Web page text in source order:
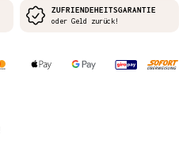
ZUFRIENDEHEITSGARANTIE
oder Geld zurück!